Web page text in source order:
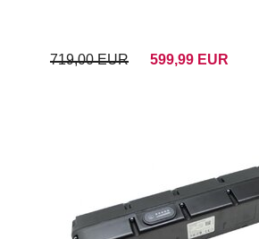
719,00 EUR 599,99 EUR